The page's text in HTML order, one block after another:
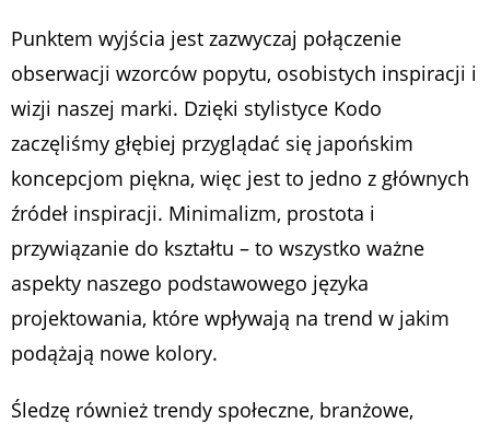
Punktem wyjścia jest zazwyczaj połączenie
obserwacji wzorców popytu, osobistych inspiracji i
wizji naszej marki. Dzięki stylistyce Kodo
zaczęliśmy głębiej przyglądać się japońskim
koncepcjom piękna, więc jest to jedno z głównych
źródeł inspiracji. Minimalizm, prostota i
przywiązanie do kształtu – to wszystko ważne
aspekty naszego podstawowego języka
projektowania, które wpływają na trend w jakim
podążają nowe kolory.
Śledzę również trendy społeczne, branżowe,